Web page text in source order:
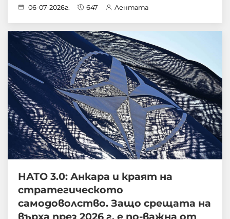
06-07-2026г. 647 Лентата
НАТО 3.0: Анкара и краят на
стратегическото
самодоволство. Защо срещата на
върха през 2026 г. е по-важна от